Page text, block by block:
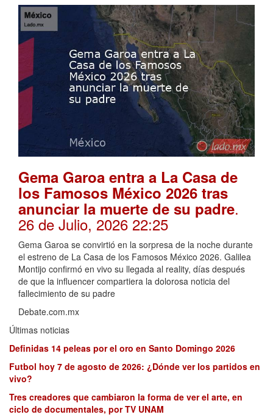
Gema Garoa entra a La Casa de
los Famosos México 2026 tras
anunciar la muerte de su padre.
26 de Julio, 2026 22:25
Gema Garoa se convirtió en la sorpresa de la noche durante
el estreno de La Casa de los Famosos México 2026. Galilea
Montijo confirmó en vivo su llegada al reality, días después
de que la influencer compartiera la dolorosa noticia del
fallecimiento de su padre
Debate.com.mx
Últimas noticias
Definidas 14 peleas por el oro en Santo Domingo 2026
Futbol hoy 7 de agosto de 2026: ¿Dónde ver los partidos en
vivo?
Tres creadores que cambiaron la forma de ver el arte, en
ciclo de documentales, por TV UNAM